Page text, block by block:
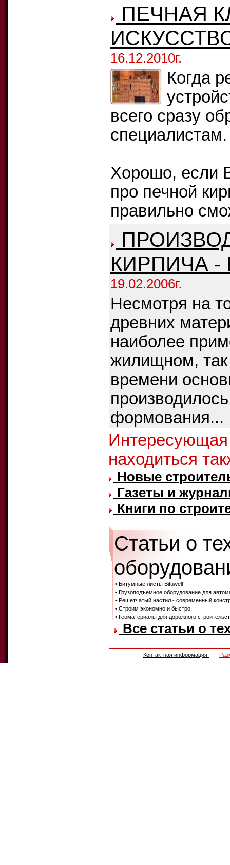
ПЕЧНАЯ
16.12.2010г.
Когда
всего сразу
специалистам.
Хорошо, если
про печной
правильно
КИРПИЧА -
19.02.2006г.
Несмотря на
древних
наиболее
жилищном, так
времени
формования...
находиться
Новые
Газеты и
Книги по
Статьи о
• Битумные листы Bituwell
• Грузоподъемное оборудование для
• Решетчатый настил - современный
• Строим экономно и быстро
• Геоматериалы для дорожного
Все статьи о
Контактная информация